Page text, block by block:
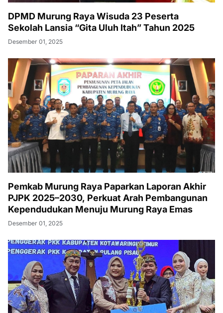
DPMD Murung Raya Wisuda 23 Peserta
Sekolah Lansia “Gita Uluh Itah” Tahun 2025
Desember 01, 2025
Pemkab Murung Raya Paparkan Laporan Akhir
PJPK 2025–2030, Perkuat Arah Pembangunan
Kependudukan Menuju Murung Raya Emas
Desember 01, 2025